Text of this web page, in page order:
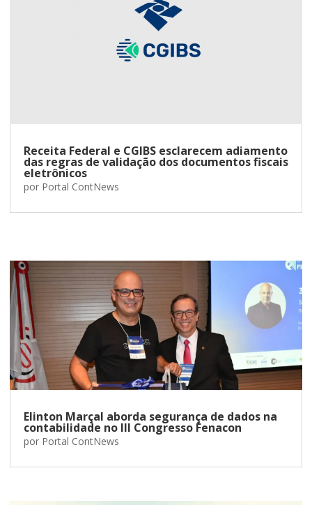
Receita Federal e CGIBS esclarecem adiamento
das regras de validação dos documentos fiscais
eletrônicos
por Portal ContNews
Elinton Marçal aborda segurança de dados na
contabilidade no III Congresso Fenacon
por Portal ContNews